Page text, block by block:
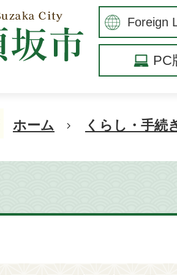
PC
ホーム くらし・手続